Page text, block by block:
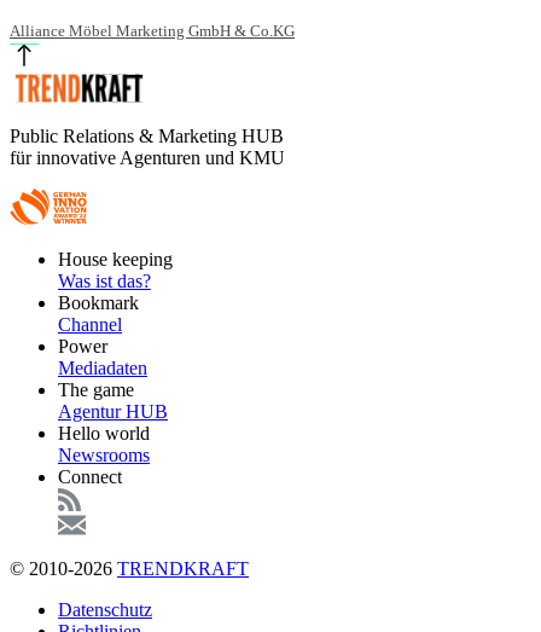
Alliance Möbel Marketing GmbH & Co.KG
Public Relations & Marketing HUB
für innovative Agenturen und KMU
FooterHouse keeping
Was ist das?
Bookmark
Channel
Power
Mediadaten
The game
Agentur HUB
Hello world
Newsrooms
Connect
© 2010-2026 TRENDKRAFT
FußzeileDatenschutz